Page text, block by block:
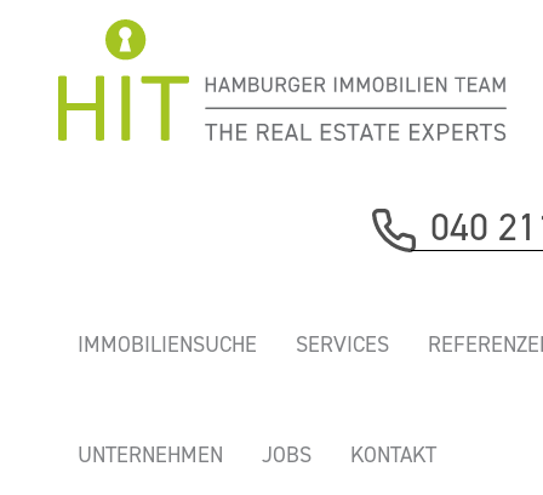
040
IMMOBILIENSUCHE SERVICES
UNTERNEHMEN JOBS KONTAKT
„KONTORHAUS
BÜRO MIT